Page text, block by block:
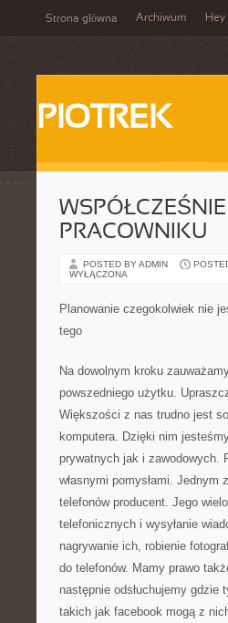
Strona główna Archiwum Hey
PIOTREK
PRACOWNIKU
POSTED BY ADMIN
WYŁĄCZONA
Planowanie czegokolwiek nie
tego
Na dowolnym kroku
powszedniego użytku.
Większości z nas trudno jest
komputera. Dzięki nim
prywatnych jak i zawodowych.
własnymi pomysłami.
telefonów producent. Jego
telefonicznych i wysyłanie
nagrywanie ich, robienie
do telefonów. Mamy prawo
następnie odsłuchujemy gdzie
takich jak facebook mogą z